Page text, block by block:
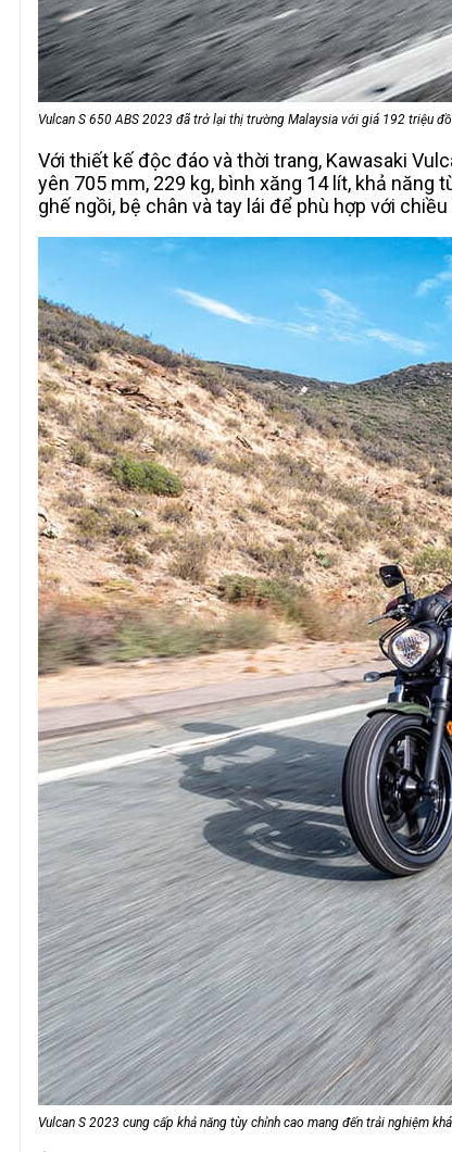
Vulcan S 650 ABS 2023 đã trở lại thị trường Malaysia với giá 192 triệu
Với thiết kế độc đáo và thời trang, Kawasaki
yên 705 mm, 229 kg, bình xăng 14 lít, khả năng
ghế ngồi, bệ chân và tay lái để phù hợp với
Vulcan S 2023 cung cấp khả năng tùy chỉnh cao mang đến trải nghiệm